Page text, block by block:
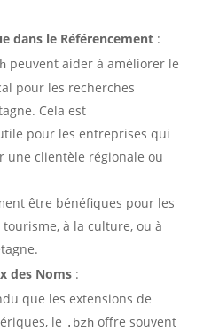
dans le Référencement:
peuvent aider à améliorer le
pour les recherches
Cela est
pour les entreprises qui
une clientèle régionale ou
être bénéfiques pour les
à la culture, ou à
des Noms:
que les extensions de
le .bzhoffre souvent